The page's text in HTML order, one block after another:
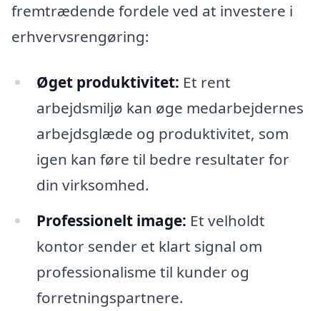
fremtrædende fordele ved at investere i
erhvervsrengøring:
Øget produktivitet: Et rent
arbejdsmiljø kan øge medarbejdernes
arbejdsglæde og produktivitet, som
igen kan føre til bedre resultater for
din virksomhed.
Professionelt image: Et velholdt
kontor sender et klart signal om
professionalisme til kunder og
forretningspartnere.